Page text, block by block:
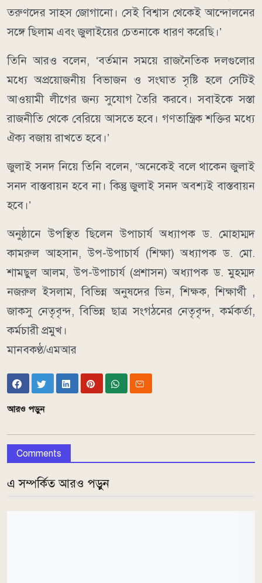
তরুণদের সাহস জোগানো। সেই বিশ্বাস থেকেই আন্দোলনের
সঙ্গে ছিলাম এবং জুলাইয়ের চেতনাকে ধারণ করেছি।’
তিনি আরও বলেন, ‘বর্তমান সময়ে রাজনৈতিক দলগুলোর
মধ্যে অপ্রয়োজনীয় বিভাজন ও সংঘাত সৃষ্টি হলে সেটিই
আওয়ামী লীগের জন্য সুযোগ তৈরি করবে। সবাইকে সস্তা
রাজনীতি থেকে বেরিয়ে আসতে হবে। গণতান্ত্রিক শক্তির মধ্যে
ঐক্য বজায় রাখতে হবে।’
জুলাই সনদ নিয়ে তিনি বলেন, ‘অনেকেই বলে থাকেন জুলাই
সনদ বাস্তবায়ন হবে না। কিন্তু জুলাই সনদ অবশ্যই বাস্তবায়ন
হবে।’
অনুষ্ঠানে উপস্থিত ছিলেন উপাচার্য অধ্যাপক ড. মোহাম্মদ
কামরুল আহসান, উপ-উপাচার্য (শিক্ষা) অধ্যাপক ড. মো.
শামছুল আলম, উপ-উপাচার্য (প্রশাসন) অধ্যাপক ড. মুহম্মদ
নজরুল ইসলাম, বিভিন্ন অনুষদের ডিন, শিক্ষক, শিক্ষার্থী ,
জাকসু নেতৃবৃন্দ, বিভিন্ন ছাত্র সংগঠনের নেতৃবৃন্দ, কর্মকর্তা,
কর্মচারী প্রমুখ।
মানবকণ্ঠ/এমআর
আরও পড়ুন
Comments
এ সম্পর্কিত আরও পড়ুন